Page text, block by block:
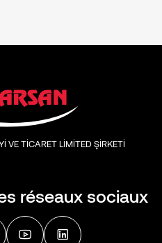
réseaux sociaux
VE TİCARET LİMİTED ŞİRKETİ